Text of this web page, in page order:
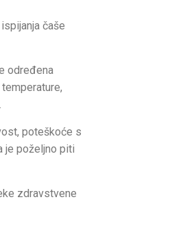
čaše
određena
poteškoće s
je poželjno piti
zdravstvene